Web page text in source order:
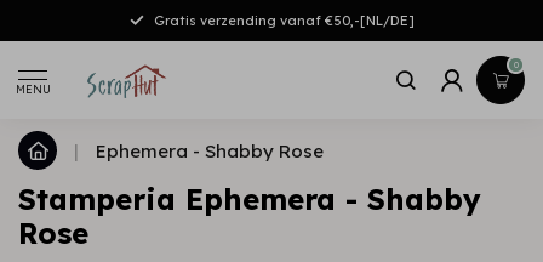
Gratis verzending vanaf €50,-[NL/DE]
MENU
0
| Ephemera - Shabby Rose
Stamperia Ephemera - Shabby
Rose